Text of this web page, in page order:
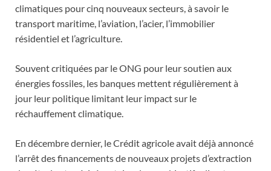
climatiques pour cinq nouveaux secteurs, à savoir le
transport maritime, l’aviation, l’acier, l’immobilier
résidentiel et l’agriculture.
Souvent critiquées par le ONG pour leur soutien aux
énergies fossiles, les banques mettent régulièrement à
jour leur politique limitant leur impact sur le
réchauffement climatique.
En décembre dernier, le Crédit agricole avait déjà annoncé
l’arrêt des financements de nouveaux projets d’extraction